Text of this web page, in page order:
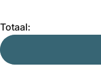
Totaal:
Hoeveelheid